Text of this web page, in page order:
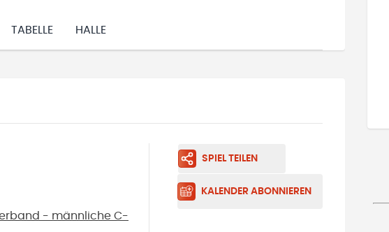
TABELLE HALLE
- männliche C-
SPIEL TEILEN
KALENDER ABONNIEREN